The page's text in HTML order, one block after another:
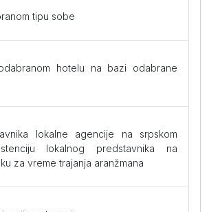
tipu sobe
hotelu na bazi odabrane
lokalne agencije na srpskom
lokalnog predstavnika na
za vreme trajanja aranžmana